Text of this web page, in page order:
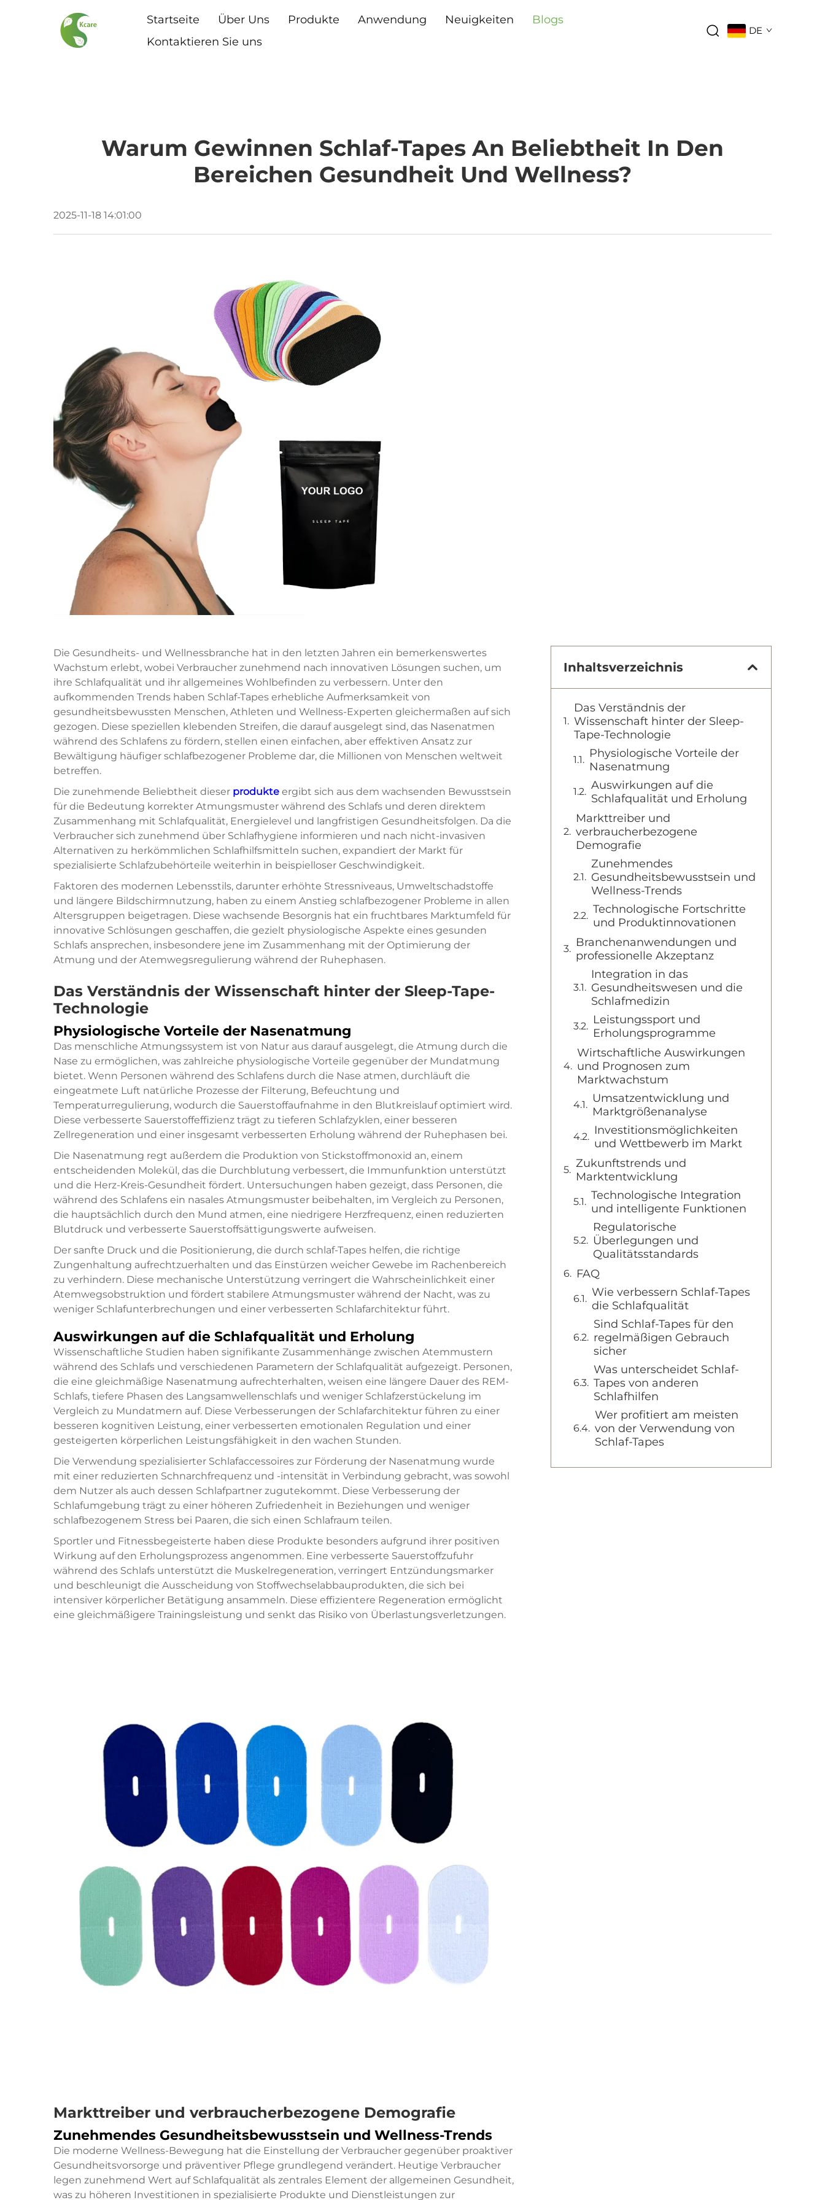
Startseite Über Uns Produkte Anwendung Neuigkeiten
Blogs
Kontaktieren Sie uns
DE
Warum Gewinnen Schlaf-Tapes An Beliebtheit In Den
Bereichen Gesundheit Und Wellness?
2025-11-18 14:01:00
Die Gesundheits- und Wellnessbranche hat in den letzten Jahren ein bemerkenswertes
Wachstum erlebt, wobei Verbraucher zunehmend nach innovativen Lösungen suchen, um
ihre Schlafqualität und ihr allgemeines Wohlbefinden zu verbessern. Unter den
aufkommenden Trends haben Schlaf-Tapes erhebliche Aufmerksamkeit von
gesundheitsbewussten Menschen, Athleten und Wellness-Experten gleichermaßen auf sich
gezogen. Diese speziellen klebenden Streifen, die darauf ausgelegt sind, das Nasenatmen
während des Schlafens zu fördern, stellen einen einfachen, aber effektiven Ansatz zur
Bewältigung häufiger schlafbezogener Probleme dar, die Millionen von Menschen weltweit
betreffen.
Die zunehmende Beliebtheit dieser produkte ergibt sich aus dem wachsenden Bewusstsein
für die Bedeutung korrekter Atmungsmuster während des Schlafs und deren direktem
Zusammenhang mit Schlafqualität, Energielevel und langfristigen Gesundheitsfolgen. Da die
Verbraucher sich zunehmend über Schlafhygiene informieren und nach nicht-invasiven
Alternativen zu herkömmlichen Schlafhilfsmitteln suchen, expandiert der Markt für
spezialisierte Schlafzubehörteile weiterhin in beispielloser Geschwindigkeit.
Faktoren des modernen Lebensstils, darunter erhöhte Stressniveaus, Umweltschadstoffe
und längere Bildschirmnutzung, haben zu einem Anstieg schlafbezogener Probleme in allen
Altersgruppen beigetragen. Diese wachsende Besorgnis hat ein fruchtbares Marktumfeld für
innovative Schlösungen geschaffen, die gezielt physiologische Aspekte eines gesunden
Schlafs ansprechen, insbesondere jene im Zusammenhang mit der Optimierung der
Atmung und der Atemwegsregulierung während der Ruhephasen.
Das Verständnis der Wissenschaft hinter der Sleep-Tape-
Technologie
Physiologische Vorteile der Nasenatmung
Das menschliche Atmungssystem ist von Natur aus darauf ausgelegt, die Atmung durch die
Nase zu ermöglichen, was zahlreiche physiologische Vorteile gegenüber der Mundatmung
bietet. Wenn Personen während des Schlafens durch die Nase atmen, durchläuft die
eingeatmete Luft natürliche Prozesse der Filterung, Befeuchtung und
Temperaturregulierung, wodurch die Sauerstoffaufnahme in den Blutkreislauf optimiert wird.
Diese verbesserte Sauerstoffeffizienz trägt zu tieferen Schlafzyklen, einer besseren
Zellregeneration und einer insgesamt verbesserten Erholung während der Ruhephasen bei.
Die Nasenatmung regt außerdem die Produktion von Stickstoffmonoxid an, einem
entscheidenden Molekül, das die Durchblutung verbessert, die Immunfunktion unterstützt
und die Herz-Kreis-Gesundheit fördert. Untersuchungen haben gezeigt, dass Personen, die
während des Schlafens ein nasales Atmungsmuster beibehalten, im Vergleich zu Personen,
die hauptsächlich durch den Mund atmen, eine niedrigere Herzfrequenz, einen reduzierten
Blutdruck und verbesserte Sauerstoffsättigungswerte aufweisen.
Der sanfte Druck und die Positionierung, die durch schlaf-Tapes helfen, die richtige
Zungenhaltung aufrechtzuerhalten und das Einstürzen weicher Gewebe im Rachenbereich
zu verhindern. Diese mechanische Unterstützung verringert die Wahrscheinlichkeit einer
Atemwegsobstruktion und fördert stabilere Atmungsmuster während der Nacht, was zu
weniger Schlafunterbrechungen und einer verbesserten Schlafarchitektur führt.
Auswirkungen auf die Schlafqualität und Erholung
Wissenschaftliche Studien haben signifikante Zusammenhänge zwischen Atemmustern
während des Schlafs und verschiedenen Parametern der Schlafqualität aufgezeigt. Personen,
die eine gleichmäßige Nasenatmung aufrechterhalten, weisen eine längere Dauer des REM-
Schlafs, tiefere Phasen des Langsamwellenschlafs und weniger Schlafzerstückelung im
Vergleich zu Mundatmern auf. Diese Verbesserungen der Schlafarchitektur führen zu einer
besseren kognitiven Leistung, einer verbesserten emotionalen Regulation und einer
gesteigerten körperlichen Leistungsfähigkeit in den wachen Stunden.
Die Verwendung spezialisierter Schlafaccessoires zur Förderung der Nasenatmung wurde
mit einer reduzierten Schnarchfrequenz und -intensität in Verbindung gebracht, was sowohl
dem Nutzer als auch dessen Schlafpartner zugutekommt. Diese Verbesserung der
Schlafumgebung trägt zu einer höheren Zufriedenheit in Beziehungen und weniger
schlafbezogenem Stress bei Paaren, die sich einen Schlafraum teilen.
Sportler und Fitnessbegeisterte haben diese Produkte besonders aufgrund ihrer positiven
Wirkung auf den Erholungsprozess angenommen. Eine verbesserte Sauerstoffzufuhr
während des Schlafs unterstützt die Muskelregeneration, verringert Entzündungsmarker
und beschleunigt die Ausscheidung von Stoffwechselabbauprodukten, die sich bei
intensiver körperlicher Betätigung ansammeln. Diese effizientere Regeneration ermöglicht
eine gleichmäßigere Trainingsleistung und senkt das Risiko von Überlastungsverletzungen.
Markttreiber und verbraucherbezogene Demografie
Zunehmendes Gesundheitsbewusstsein und Wellness-Trends
Die moderne Wellness-Bewegung hat die Einstellung der Verbraucher gegenüber proaktiver
Gesundheitsvorsorge und präventiver Pflege grundlegend verändert. Heutige Verbraucher
legen zunehmend Wert auf Schlafqualität als zentrales Element der allgemeinen Gesundheit,
was zu höheren Investitionen in spezialisierte Produkte und Dienstleistungen zur
Inhaltsverzeichnis
Das Verständnis der
Wissenschaft hinter der Sleep-
Tape-Technologie
Physiologische Vorteile der
Nasenatmung
Auswirkungen auf die
Schlafqualität und Erholung
Markttreiber und
verbraucherbezogene
Demografie
Zunehmendes
Gesundheitsbewusstsein und
Wellness-Trends
Technologische Fortschritte
und Produktinnovationen
Branchenanwendungen und
professionelle Akzeptanz
Integration in das
Gesundheitswesen und die
Schlafmedizin
Leistungssport und
Erholungsprogramme
Wirtschaftliche Auswirkungen
und Prognosen zum
Marktwachstum
Umsatzentwicklung und
Marktgrößenanalyse
Investitionsmöglichkeiten
und Wettbewerb im Markt
Zukunftstrends und
Marktentwicklung
Technologische Integration
und intelligente Funktionen
Regulatorische
Überlegungen und
Qualitätsstandards
FAQ
Wie verbessern Schlaf-Tapes
die Schlafqualität
Sind Schlaf-Tapes für den
regelmäßigen Gebrauch
sicher
Was unterscheidet Schlaf-
Tapes von anderen
Schlafhilfen
Wer profitiert am meisten
von der Verwendung von
Schlaf-Tapes